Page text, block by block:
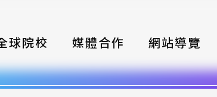
球院校 媒體合作 網站導覽